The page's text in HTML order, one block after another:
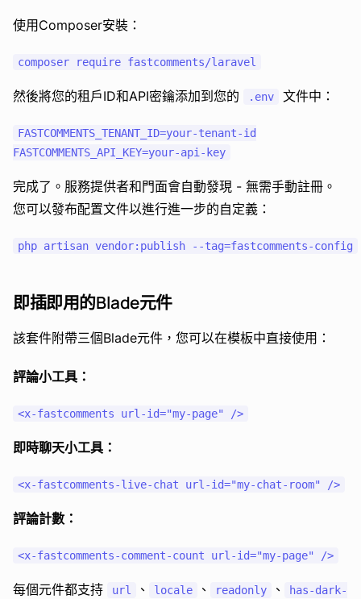
使用Composer安裝：
然後將您的租戶ID和API密鑰添加到您的 .env 文件中：
FASTCOMMENTS_TENANT_ID=your-tenant-id
完成了。服務提供者和門面會自動發現 - 無需手動註冊。
您可以發布配置文件以進行進一步的自定義：
即插即用的Blade元件
該套件附帶三個Blade元件，您可以在模板中直接使用：
評論小工具：
即時聊天小工具：
評論計數：
每個元件都支持 url 、 locale 、 readonly 、
has-dark-